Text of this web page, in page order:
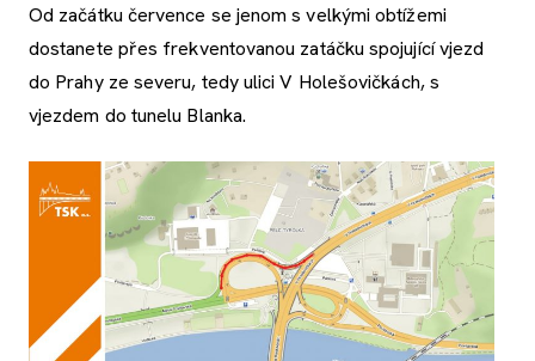
Od začátku července se jenom s velkými obtížemi
dostanete přes frekventovanou zatáčku spojující vjezd
do Prahy ze severu, tedy ulici V Holešovičkách, s
vjezdem do tunelu Blanka.